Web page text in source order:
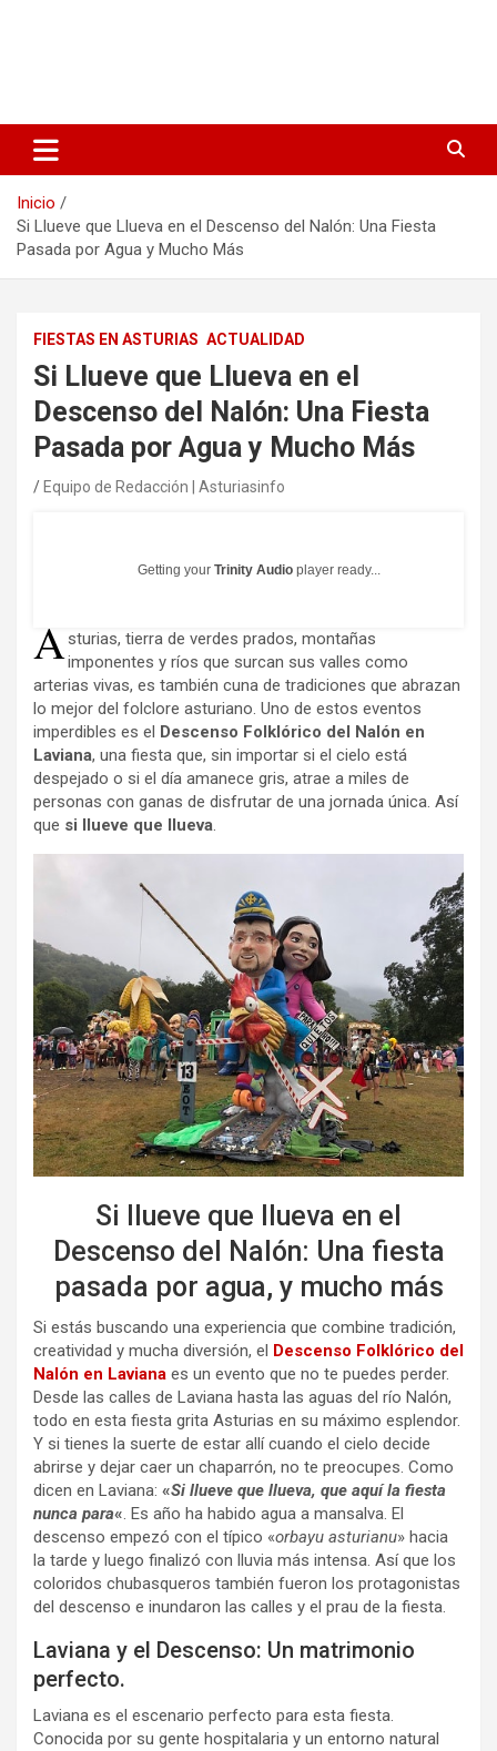
Inicio
Si Llueve que Llueva en el Descenso del Nalón: Una Fiesta
Pasada por Agua y Mucho Más
FIESTAS EN ASTURIAS ACTUALIDAD
Si Llueve que Llueva en el
Descenso del Nalón: Una Fiesta
Pasada por Agua y Mucho Más
Equipo de Redacción | Asturiasinfo
Getting your Trinity Audio player ready...
Asturias, tierra de verdes prados, montañas
imponentes y ríos que surcan sus valles como
arterias vivas, es también cuna de tradiciones que abrazan
lo mejor del folclore asturiano. Uno de estos eventos
imperdibles es el Descenso Folklórico del Nalón en
Laviana, una fiesta que, sin importar si el cielo está
despejado o si el día amanece gris, atrae a miles de
personas con ganas de disfrutar de una jornada única. Así
que si llueve que llueva.
Si llueve que llueva en el
Descenso del Nalón: Una fiesta
pasada por agua, y mucho más
Si estás buscando una experiencia que combine tradición,
creatividad y mucha diversión, el Descenso Folklórico del
Nalón en Laviana es un evento que no te puedes perder.
Desde las calles de Laviana hasta las aguas del río Nalón,
todo en esta fiesta grita Asturias en su máximo esplendor.
Y si tienes la suerte de estar allí cuando el cielo decide
abrirse y dejar caer un chaparrón, no te preocupes. Como
dicen en Laviana: «Si llueve que llueva, que aquí la fiesta
nunca para«. Es año ha habido agua a mansalva. El
descenso empezó con el típico «orbayu asturianu» hacia
la tarde y luego finalizó con lluvia más intensa. Así que los
coloridos chubasqueros también fueron los protagonistas
del descenso e inundaron las calles y el prau de la fiesta.
Laviana y el Descenso: Un matrimonio
perfecto.
Laviana es el escenario perfecto para esta fiesta.
Conocida por su gente hospitalaria y un entorno natural